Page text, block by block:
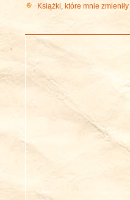
Książki, które mnie zmieniły